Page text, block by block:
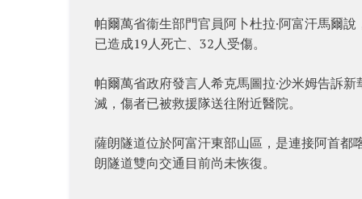
帕爾萬省衞生部門官員阿卜杜拉·阿富汗馬爾
已造成19人死亡、32人受傷。
帕爾萬省政府發言人希克馬圖拉·沙米姆告訴
滅，傷者已被救援隊送往附近醫院。
薩朗隧道位於阿富汗東部山區，是連接阿首
朗隧道雙向交通目前尚未恢復。